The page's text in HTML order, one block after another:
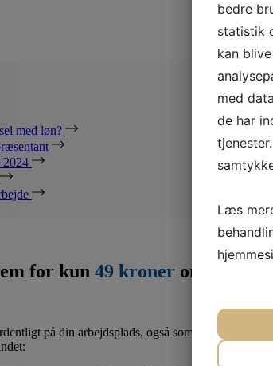
med løn?
2024
for kun 49 kroner om måneden
på din arbejdsplads, også som lærling eller
bedre
statistik
kan
med
de har
Læs